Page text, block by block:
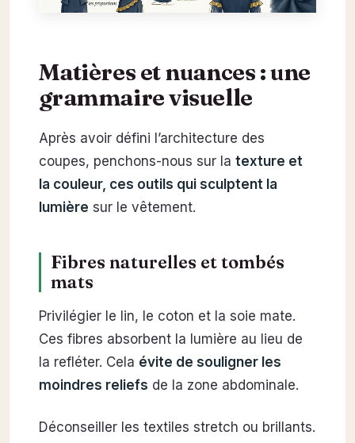
Matières et nuances : une
grammaire visuelle
Après avoir défini l’architecture des
coupes, penchons-nous sur la texture et
la couleur, ces outils qui sculptent la
lumière sur le vêtement.
Fibres naturelles et tombés
mats
Privilégier le lin, le coton et la soie mate.
Ces fibres absorbent la lumière au lieu de
la refléter. Cela évite de souligner les
moindres reliefs de la zone abdominale.
Déconseiller les textiles stretch ou brillants.